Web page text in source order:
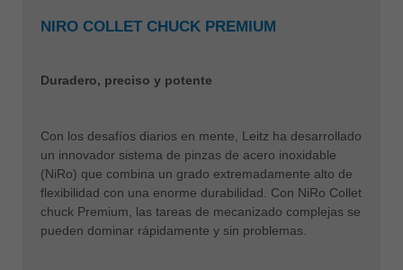
NIRO COLLET CHUCK PREMIUM
Duradero, preciso y potente
Con los desafíos diarios en mente, Leitz ha desarrollado
un innovador sistema de pinzas de acero inoxidable
(NiRo) que combina un grado extremadamente alto de
flexibilidad con una enorme durabilidad. Con NiRo Collet
chuck Premium, las tareas de mecanizado complejas se
pueden dominar rápidamente y sin problemas.